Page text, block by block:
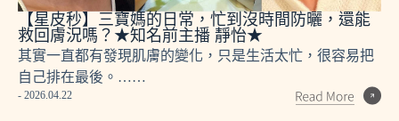
【星皮秒】三寶媽的日常，忙到沒時間防曬，還能
救回膚況嗎？★知名前主播 靜怡★
其實一直都有發現肌膚的變化，只是生活太忙，很容易把
自己排在最後。……
- 2026.04.22